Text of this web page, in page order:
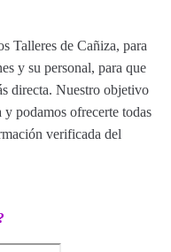
Talleres de Cañiza, para
y su personal, para que
directa. Nuestro objetivo
y podamos ofrecerte todas
verificada del